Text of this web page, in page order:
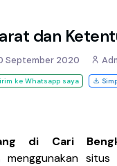
dan
September 2020
ke Whatsapp saya
di Cari
menggunakan